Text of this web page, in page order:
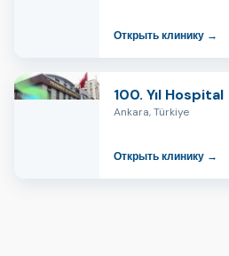
Открыть клинику →
100. Yıl Hospital
Ankara, Türkiye
Открыть клинику →